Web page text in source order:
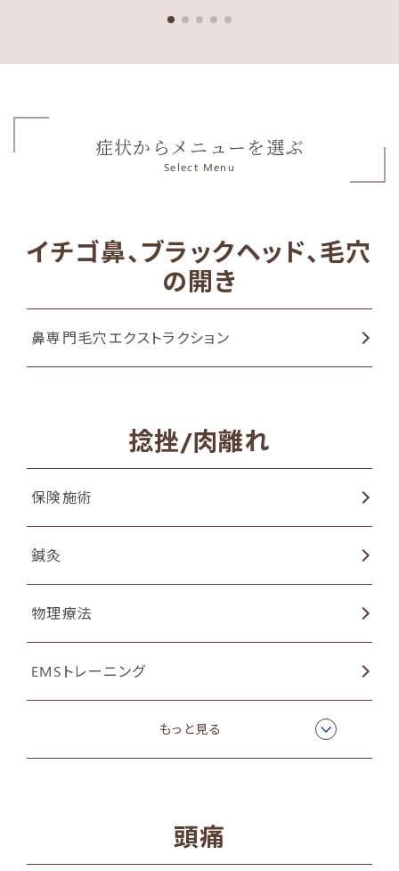
症状からメニューを選ぶ
Select Menu
イチゴ鼻、ブラックヘッド、毛穴
の開き
鼻専門毛穴エクストラクション
捻挫/肉離れ
保険施術
鍼灸
物理療法
EMSトレーニング
もっと見る
頭痛